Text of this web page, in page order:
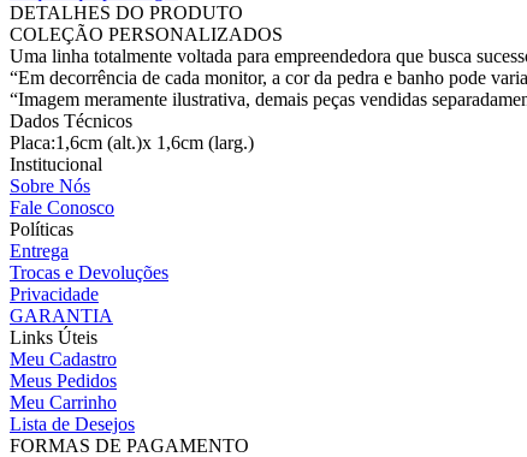
DETALHES DO PRODUTO
COLEÇÃO PERSONALIZADOS
Uma linha totalmente voltada para empreendedora que busca
“Em decorrência de cada monitor, a cor da pedra e banho pode
“Imagem meramente ilustrativa, demais peças vendidas
Dados Técnicos
Placa:1,6cm (alt.)x 1,6cm (larg.)
Institucional
Sobre Nós
Fale Conosco
Políticas
Entrega
Trocas e Devoluções
Privacidade
GARANTIA
Links Úteis
Meu Cadastro
Meus Pedidos
Meu Carrinho
Lista de Desejos
FORMAS DE PAGAMENTO